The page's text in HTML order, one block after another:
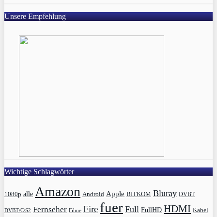
Unsere Empfehlung
Wichtige Schlagwörter
1080p alle Amazon Android Apple BITKOM Bluray DVBT
DVBT/C/S2 Fernseher Filme Fire fuer Full FullHD HDMI Kabel